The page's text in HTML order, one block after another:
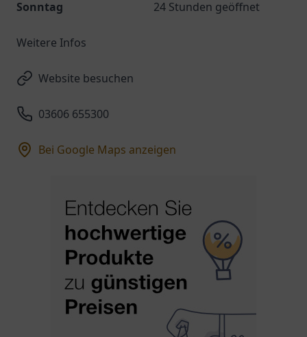
Sonntag
24 Stunden geöffnet
Weitere Infos
Website besuchen
03606 655300
Bei Google Maps anzeigen